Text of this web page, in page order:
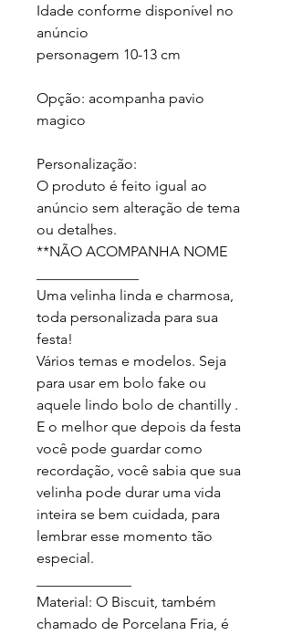
Idade conforme disponível no
anúncio
personagem 10-13 cm
Opção: acompanha pavio
magico
Personalização:
O produto é feito igual ao
anúncio sem alteração de tema
ou detalhes.
**NÃO ACOMPANHA NOME
Uma velinha linda e charmosa,
toda personalizada para sua
festa!
Vários temas e modelos. Seja
para usar em bolo fake ou
aquele lindo bolo de chantilly .
E o melhor que depois da festa
você pode guardar como
recordação, você sabia que sua
velinha pode durar uma vida
inteira se bem cuidada, para
lembrar esse momento tão
especial.
Material: O Biscuit, também
chamado de Porcelana Fria, é